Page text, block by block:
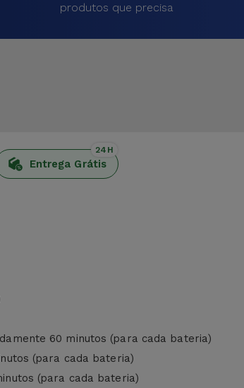
produtos que precisa
Entrega Grátis
24H
60 minutos (para cada bateria)
(para cada bateria)
(para cada bateria)